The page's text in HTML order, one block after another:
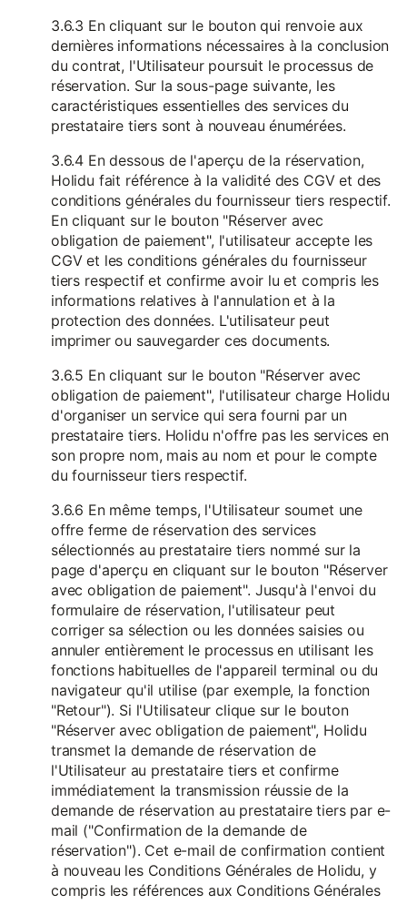
3.6.3 En cliquant sur le bouton qui renvoie aux
dernières informations nécessaires à la conclusion
du contrat, l'Utilisateur poursuit le processus de
réservation. Sur la sous-page suivante, les
caractéristiques essentielles des services du
prestataire tiers sont à nouveau énumérées.
3.6.4 En dessous de l'aperçu de la réservation,
Holidu fait référence à la validité des CGV et des
conditions générales du fournisseur tiers respectif.
En cliquant sur le bouton "Réserver avec
obligation de paiement", l'utilisateur accepte les
CGV et les conditions générales du fournisseur
tiers respectif et confirme avoir lu et compris les
informations relatives à l'annulation et à la
protection des données. L'utilisateur peut
imprimer ou sauvegarder ces documents.
3.6.5 En cliquant sur le bouton "Réserver avec
obligation de paiement", l'utilisateur charge Holidu
d'organiser un service qui sera fourni par un
prestataire tiers. Holidu n'offre pas les services en
son propre nom, mais au nom et pour le compte
du fournisseur tiers respectif.
3.6.6 En même temps, l'Utilisateur soumet une
offre ferme de réservation des services
sélectionnés au prestataire tiers nommé sur la
page d'aperçu en cliquant sur le bouton "Réserver
avec obligation de paiement". Jusqu'à l'envoi du
formulaire de réservation, l'utilisateur peut
corriger sa sélection ou les données saisies ou
annuler entièrement le processus en utilisant les
fonctions habituelles de l'appareil terminal ou du
navigateur qu'il utilise (par exemple, la fonction
"Retour"). Si l'Utilisateur clique sur le bouton
"Réserver avec obligation de paiement", Holidu
transmet la demande de réservation de
l'Utilisateur au prestataire tiers et confirme
immédiatement la transmission réussie de la
demande de réservation au prestataire tiers par e-
mail ("Confirmation de la demande de
réservation"). Cet e-mail de confirmation contient
à nouveau les Conditions Générales de Holidu, y
compris les références aux Conditions Générales